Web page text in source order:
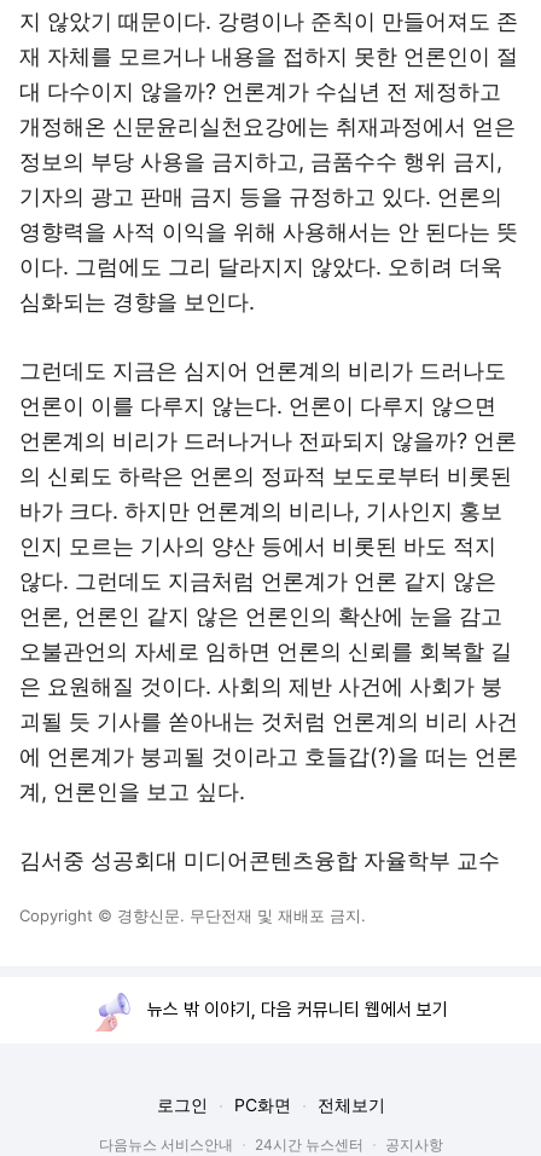
지 않았기 때문이다. 강령이나 준칙이 만들어져도 존
재 자체를 모르거나 내용을 접하지 못한 언론인이 절
대 다수이지 않을까? 언론계가 수십년 전 제정하고
개정해온 신문윤리실천요강에는 취재과정에서 얻은
정보의 부당 사용을 금지하고, 금품수수 행위 금지,
기자의 광고 판매 금지 등을 규정하고 있다. 언론의
영향력을 사적 이익을 위해 사용해서는 안 된다는 뜻
이다. 그럼에도 그리 달라지지 않았다. 오히려 더욱
심화되는 경향을 보인다.
그런데도 지금은 심지어 언론계의 비리가 드러나도
언론이 이를 다루지 않는다. 언론이 다루지 않으면
언론계의 비리가 드러나거나 전파되지 않을까? 언론
의 신뢰도 하락은 언론의 정파적 보도로부터 비롯된
바가 크다. 하지만 언론계의 비리나, 기사인지 홍보
인지 모르는 기사의 양산 등에서 비롯된 바도 적지
않다. 그런데도 지금처럼 언론계가 언론 같지 않은
언론, 언론인 같지 않은 언론인의 확산에 눈을 감고
오불관언의 자세로 임하면 언론의 신뢰를 회복할 길
은 요원해질 것이다. 사회의 제반 사건에 사회가 붕
괴될 듯 기사를 쏟아내는 것처럼 언론계의 비리 사건
에 언론계가 붕괴될 것이라고 호들갑(?)을 떠는 언론
계, 언론인을 보고 싶다.
김서중 성공회대 미디어콘텐츠융합 자율학부 교수
Copyright © 경향신문. 무단전재 및 재배포 금지.
뉴스 밖 이야기, 다음 커뮤니티 웹에서 보기
로그인 PC화면 전체보기
다음뉴스 서비스안내 24시간 뉴스센터 공지사항